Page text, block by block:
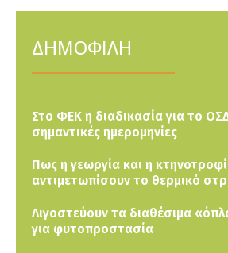
ΔΗΜΟΦΙΛΗ
Στο ΦΕΚ η διαδικασία για το
σημαντικές ημερομηνίες
Πως η γεωργία και η
αντιμετωπίσουν το θερμικό
Λιγοστεύουν τα διαθέσιμα
για φυτοπροστασία